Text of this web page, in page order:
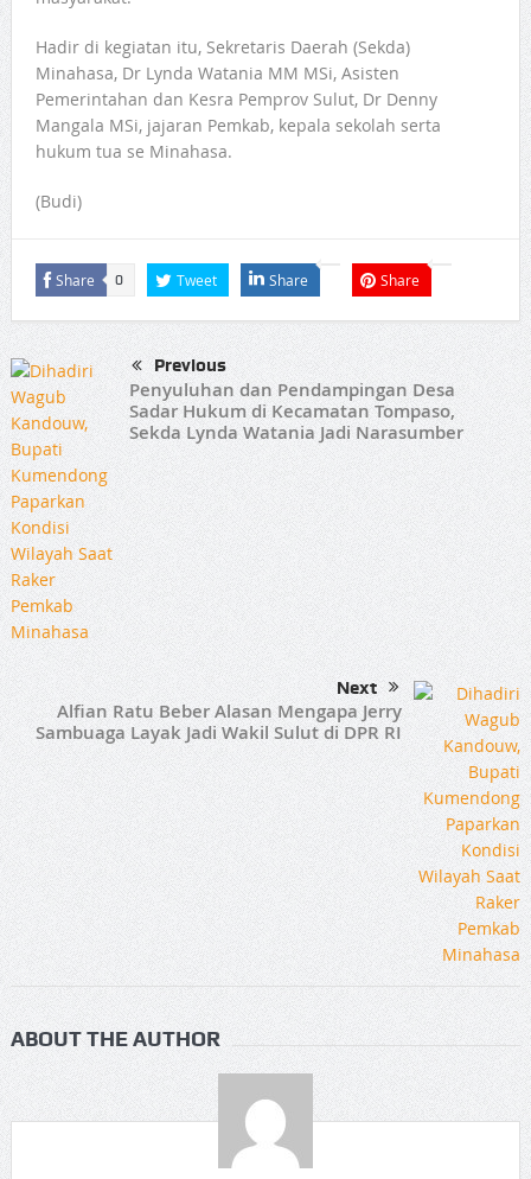
Hadir di kegiatan itu, Sekretaris Daerah (Sekda)
Minahasa, Dr Lynda Watania MM MSi, Asisten
Pemerintahan dan Kesra Pemprov Sulut, Dr Denny
Mangala MSi, jajaran Pemkab, kepala sekolah serta
hukum tua se Minahasa.
(Budi)
Share 0 Tweet Share Share
Previous
Penyuluhan dan Pendampingan Desa
Sadar Hukum di Kecamatan Tompaso,
Sekda Lynda Watania Jadi Narasumber
Next
Alfian Ratu Beber Alasan Mengapa Jerry
Sambuaga Layak Jadi Wakil Sulut di DPR RI
ABOUT THE AUTHOR